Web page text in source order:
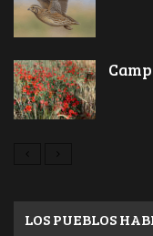
LOS PUEBLOS